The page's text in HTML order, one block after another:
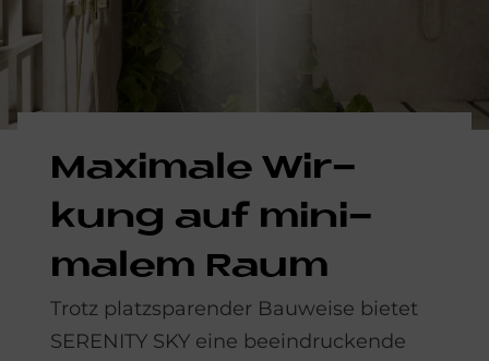
Ma­xi­ma­le Wir­
kung auf mi­ni­
ma­lem Raum
Trotz platzsparender Bauweise bietet
SERENITY SKY eine beeindruckende